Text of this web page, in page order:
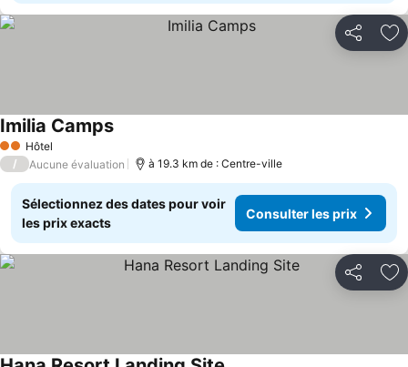
Partager
2 Étoiles
Hôtel
Imilia Camps
/ Aucune évaluation à 19.3 km de : Centre-ville
Sélectionnez des dates pour voir
les prix exacts
Consulter les prix
Partager